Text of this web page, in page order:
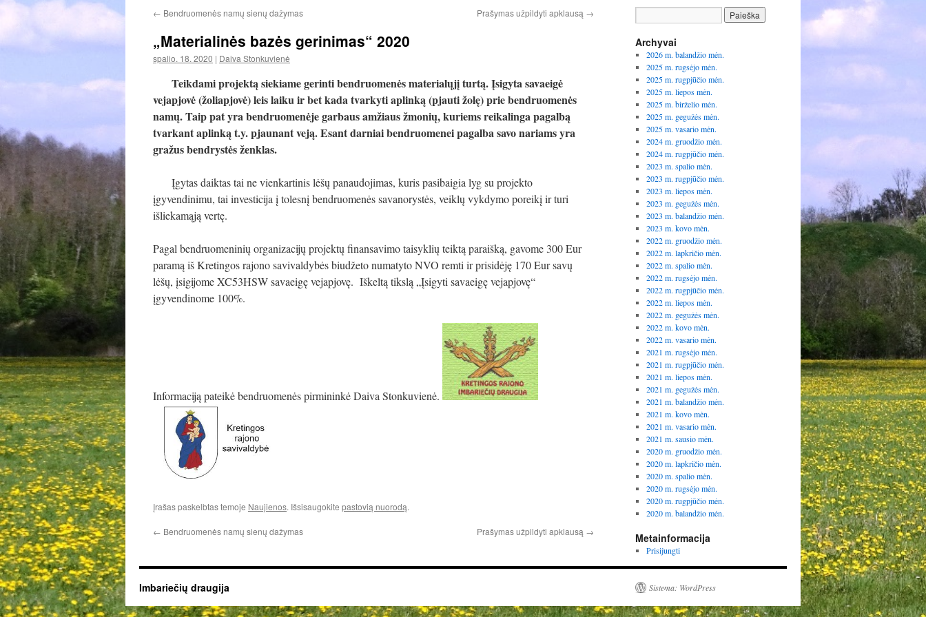
← Bendruomenės namų sienų dažymas Prašymas užpildyti apklausą →
„Materialinės bazės gerinimas“ 2020
spalio. 18. 2020 | Daiva Stonkuvienė
Teikdami projektą siekiame gerinti bendruomenės materialųjį turtą. Įsigyta savaeigė
vejapjovė (žoliapjovė) leis laiku ir bet kada tvarkyti aplinką (pjauti žolę) prie bendruomenės
namų. Taip pat yra bendruomenėje garbaus amžiaus žmonių, kuriems reikalinga pagalbą
tvarkant aplinką t.y. pjaunant veją. Esant darniai bendruomenei pagalba savo nariams yra
gražus bendrystės ženklas.
Įgytas daiktas tai ne vienkartinis lėšų panaudojimas, kuris pasibaigia lyg su projekto
įgyvendinimu, tai investicija į tolesnį bendruomenės savanorystės, veiklų vykdymo poreikį ir turi
išliekamąją vertę.
Pagal bendruomeninių organizacijų projektų finansavimo taisyklių teiktą paraišką, gavome 300 Eur
paramą iš Kretingos rajono savivaldybės biudžeto numatyto NVO remti ir prisidėję 170 Eur savų
lėšų, įsigijome XC53HSW savaeigę vejapjovę. Iškeltą tikslą „Įsigyti savaeigę vejapjovę“
įgyvendinome 100%.
Informaciją pateikė bendruomenės pirmininkė Daiva Stonkuvienė.
Įrašas paskelbtas temoje Naujienos. Išsisaugokite pastovią nuorodą.
← Bendruomenės namų sienų dažymas Prašymas užpildyti apklausą →
Archyvai
2026 m. balandžio mėn.
2025 m. rugsėjo mėn.
2025 m. rugpjūčio mėn.
2025 m. liepos mėn.
2025 m. birželio mėn.
2025 m. gegužės mėn.
2025 m. vasario mėn.
2024 m. gruodžio mėn.
2024 m. rugpjūčio mėn.
2023 m. spalio mėn.
2023 m. rugpjūčio mėn.
2023 m. liepos mėn.
2023 m. gegužės mėn.
2023 m. balandžio mėn.
2023 m. kovo mėn.
2022 m. gruodžio mėn.
2022 m. lapkričio mėn.
2022 m. spalio mėn.
2022 m. rugsėjo mėn.
2022 m. rugpjūčio mėn.
2022 m. liepos mėn.
2022 m. gegužės mėn.
2022 m. kovo mėn.
2022 m. vasario mėn.
2021 m. rugsėjo mėn.
2021 m. rugpjūčio mėn.
2021 m. liepos mėn.
2021 m. gegužės mėn.
2021 m. balandžio mėn.
2021 m. kovo mėn.
2021 m. vasario mėn.
2021 m. sausio mėn.
2020 m. gruodžio mėn.
2020 m. lapkričio mėn.
2020 m. spalio mėn.
2020 m. rugsėjo mėn.
2020 m. rugpjūčio mėn.
2020 m. balandžio mėn.
Metainformacija
Prisijungti
Imbariečių draugija Sistema: WordPress